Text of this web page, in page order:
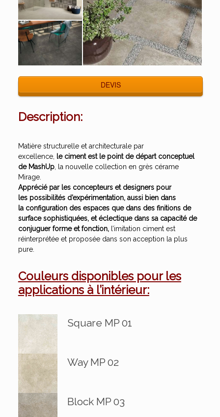
DEVIS
Description:
Matière structurelle et architecturale par
excellence, le ciment est le point de départ conceptuel
de MashUp, la nouvelle collection en grès cérame
Mirage.
Apprécié par les concepteurs et designers pour
les possibilités d’expérimentation, aussi bien dans
la configuration des espaces que dans des finitions de
surface sophistiquées, et éclectique dans sa capacité de
conjuguer forme et fonction,l’imitation ciment est
réinterprétée et proposée dans son acception la plus
pure.
Couleurs disponibles pour les
applications à l’intérieur:
Square MP 01
Way MP 02
Block MP 03